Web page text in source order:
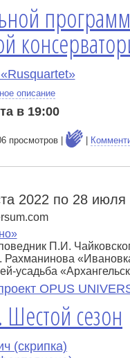
описание
в 19:00
просмотров | |
2022 по 28 июля
П.И.
Рахманинова
усадьба
OPUS
Шестой сезон
(скрипка)